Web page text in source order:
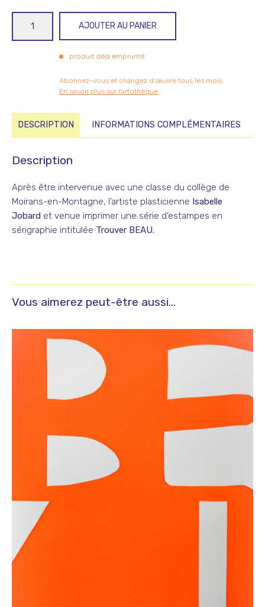
AJOUTER AU PANIER
produit déjà emprunté
Abonnez-vous et changez d’œuvre tous les mois
En savoir plus sur l'artothèque
DESCRIPTION INFORMATIONS COMPLÉMENTAIRES
Description
Après être intervenue avec une classe du collège de
Moirans-en-Montagne, l’artiste plasticienne Isabelle
Jobard et venue imprimer une série d’estampes en
sérigraphie intitulée Trouver BEAU.
Vous aimerez peut-être aussi…